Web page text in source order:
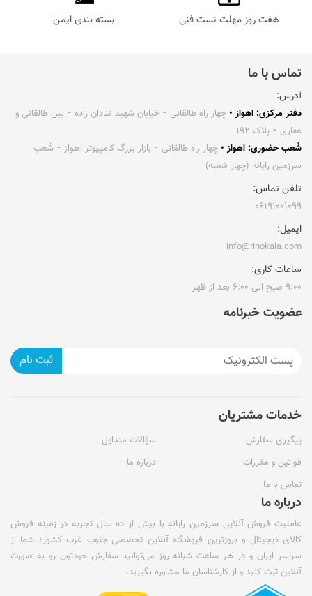
هفت روز مهلت تست فنی بسته بندی ایمن
تماس با ما
آدرس:
دفتر مرکزی: اهواز • چهار راه طالقانی ⁃ خیابان شهید قنادان زاده ⁃ بین طالقانی و
غفاری ⁃ پلاک ۱۹۲
شُعب حضوری: اهواز • چهار راه طالقانی ⁃ بازار بزرگ کامپیوتر اهواز ⁃ شُعب
سرزمین رایانه (چهار شعبه)
تلفن تماس:
۰۶۱۹۱۰۰۱۰۹۹
ایمیل:
info@rinokala.com
ساعات کاری:
۹:۰۰ صبح الی ۶:۰۰ بعد از ظهر
عضویت خبرنامه
ثبت نام
خدمات مشتریان
پیگیری سفارش
سؤالات متداول
قوانین و مقررات
درباره ما
تماس با ما
درباره ما
عاملیت فروش آنلاین سرزمین رایانه با بیش از ده سال تجربه در زمینه فروش
کالای دیجیتال و بروزترین فروشگاه آنلاین تخصصی جنوب غرب کشور؛ شما از
سراسر ایران و در هر ساعت شبانه روز می‌توانید سفارش خودتون رو به صورت
آنلاین ثبت کنید و از کارشناسان ما مشاوره بگیرید.